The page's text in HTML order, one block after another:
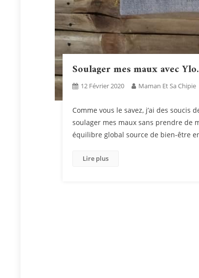
Soulager mes maux avec Ylo.
12 Février 2020 Maman Et Sa Chipie
Comme vous le savez, j’ai des soucis
soulager mes maux sans prendre de
équilibre global source de bien-être
Lire plus